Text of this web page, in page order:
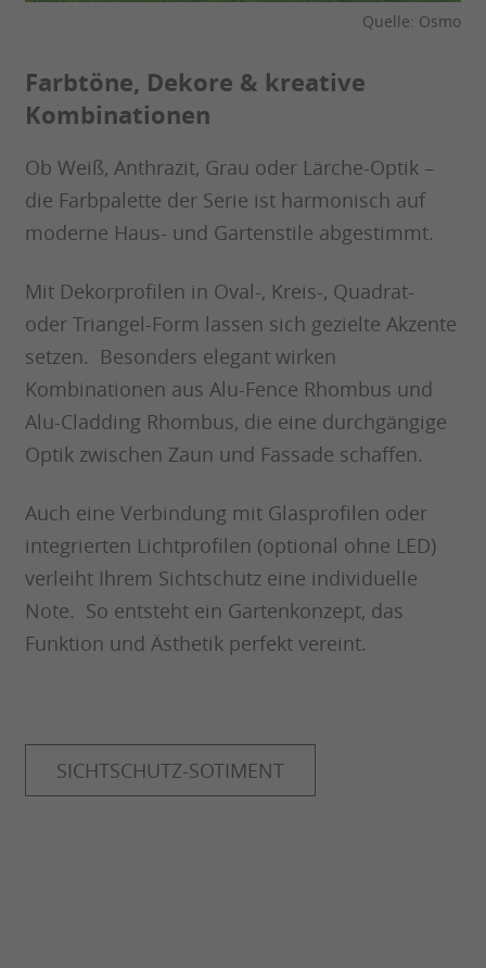
Quelle: Osmo
Farbtöne, Dekore & kreative
Kombinationen
Ob Weiß, Anthrazit, Grau oder Lärche-Optik –
die Farbpalette der Serie ist harmonisch auf
moderne Haus- und Gartenstile abgestimmt.
Mit Dekorprofilen in Oval-, Kreis-, Quadrat-
oder Triangel-Form lassen sich gezielte Akzente
setzen. Besonders elegant wirken
Kombinationen aus Alu-Fence Rhombus und
Alu-Cladding Rhombus, die eine durchgängige
Optik zwischen Zaun und Fassade schaffen.
Auch eine Verbindung mit Glasprofilen oder
integrierten Lichtprofilen (optional ohne LED)
verleiht Ihrem Sichtschutz eine individuelle
Note. So entsteht ein Gartenkonzept, das
Funktion und Ästhetik perfekt vereint.
SICHTSCHUTZ-SOTIMENT